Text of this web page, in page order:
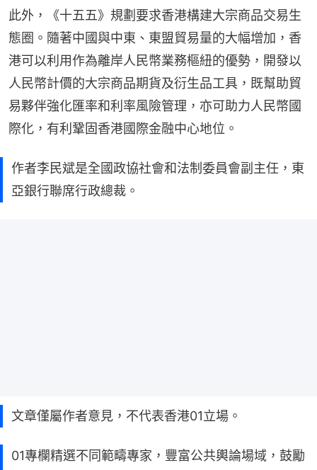
此外，《十五五》規劃要求香港構建大宗商品交易生
態圈。隨著中國與中東、東盟貿易量的大幅增加，香
港可以利用作為離岸人民幣業務樞紐的優勢，開發以
人民幣計價的大宗商品期貨及衍生品工具，既幫助貿
易夥伴強化匯率和利率風險管理，亦可助力人民幣國
際化，有利鞏固香港國際金融中心地位。
作者李民斌是全國政協社會和法制委員會副主任，東
亞銀行聯席行政總裁。
文章僅屬作者意見，不代表香港01立場。
01專欄精選不同範疇專家，豐富公共輿論場域，鼓勵